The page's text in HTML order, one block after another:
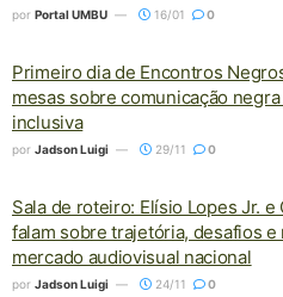
por Portal UMBU 16/01 0
Primeiro dia de Encontros
mesas sobre comunicação
inclusiva
por Jadson Luigi 29/11 0
Sala de roteiro: Elísio Lopes Jr. e
falam sobre trajetória, desafios e
mercado audiovisual nacional
por Jadson Luigi 24/11 0